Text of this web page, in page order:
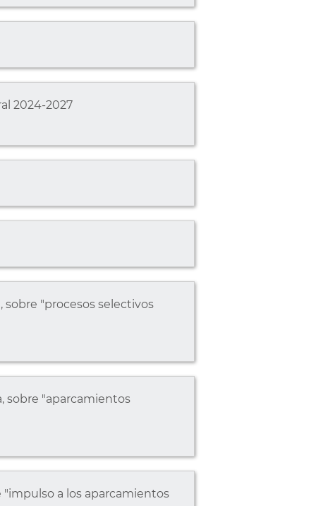
2024-2027
sobre "procesos selectivos
sobre "aparcamientos
"impulso a los aparcamientos